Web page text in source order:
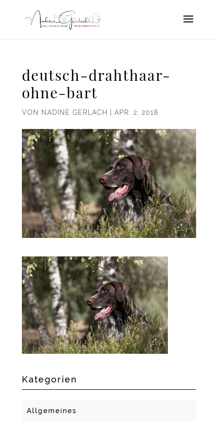
deutsch-drahthaar-
ohne-bart
VON NADINE GERLACH APR. 2, 2018
Kategorien
Allgemeines